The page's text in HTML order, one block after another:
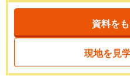
資料を
現地を見